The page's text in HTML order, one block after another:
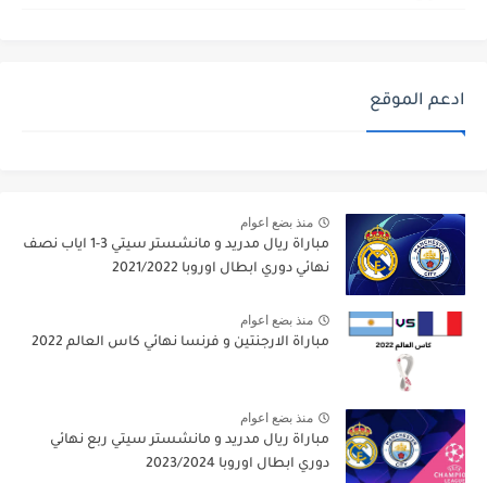
ادعم الموقع
منذ بضع اعوام
مباراة ريال مدريد و مانشستر سيتي 3-1 اياب نصف
نهائي دوري ابطال اوروبا 2021/2022
منذ بضع اعوام
مباراة الارجنتين و فرنسا نهائي كاس العالم 2022
منذ بضع اعوام
مباراة ريال مدريد و مانشستر سيتي ربع نهائي
دوري ابطال اوروبا 2023/2024